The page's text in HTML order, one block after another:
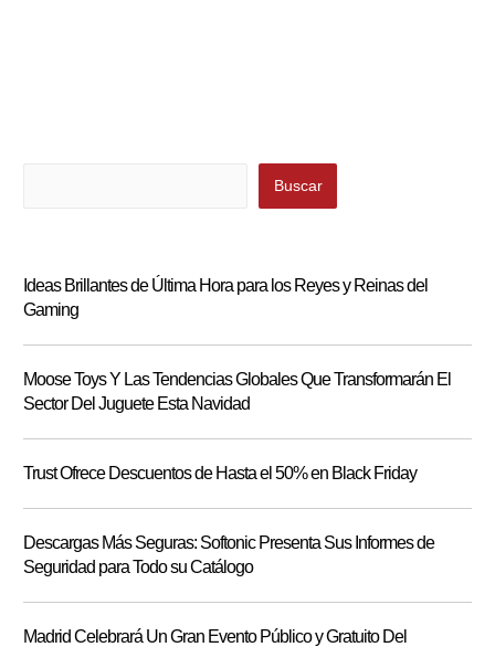
Buscar
Ideas Brillantes de Última Hora para los Reyes y Reinas del
Gaming
Moose Toys Y Las Tendencias Globales Que Transformarán El
Sector Del Juguete Esta Navidad
Trust Ofrece Descuentos de Hasta el 50% en Black Friday
Descargas Más Seguras: Softonic Presenta Sus Informes de
Seguridad para Todo su Catálogo
Madrid Celebrará Un Gran Evento Público y Gratuito Del